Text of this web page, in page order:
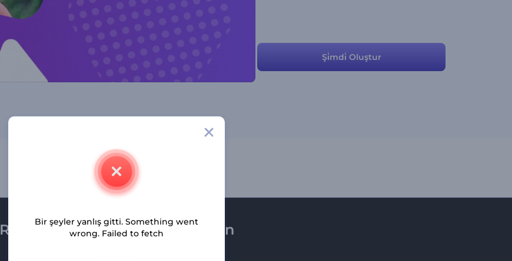
Şi̇mdi̇ Oluştur
Renderforest bültenine üye olun
Bir şeyler yanlış gitti. Something went
wrong. Failed to fetch